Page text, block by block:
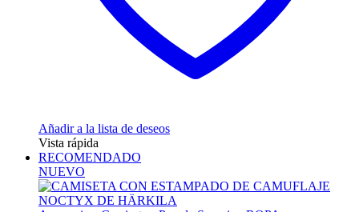
Añadir a la lista de deseos
Vista rápida
RECOMENDADO
NUEVO